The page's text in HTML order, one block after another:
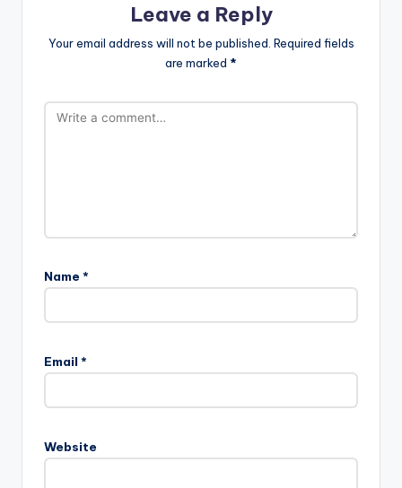
Leave a Reply
Your email address will not be published. Required fields
are marked *
Name *
Email *
Website